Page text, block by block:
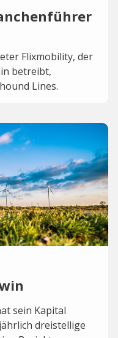
Flixmobility, der
betreibt,
Lines.
sein Kapital
dreistellige